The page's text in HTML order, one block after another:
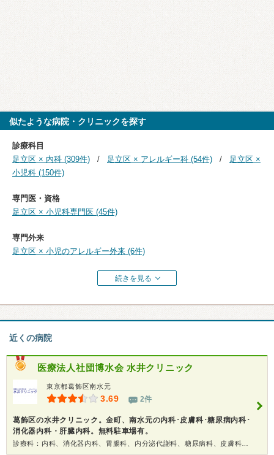
似たような病院・クリニックを探す
診療科目
足立区 × 内科 (309件)
足立区 × アレルギー科 (54件)
足立区 ×
小児科 (150件)
専門医・資格
足立区 × 小児科専門医 (45件)
専門外来
足立区 × 小児のアレルギー外来 (6件)
続きを見る
近くの病院
医療法人社団博水会 水井クリニック
東京都葛飾区南水元
3.69 2件
葛飾区の水井クリニック。金町、南水元の内科･皮膚科･糖尿病内科･
消化器内科・肝臓内科。無料駐車場有。